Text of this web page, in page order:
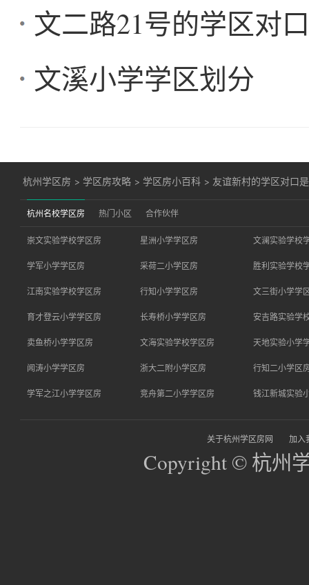
文二路21号的学区对
文溪小学学区划分
杭州学区房 > 学区房攻略 > 学区房小百科 > 友谊新村的学区对口
杭州名校学区房 热门小区 合作伙伴
崇文实验学校学区房 星洲小学学区房 文澜实验学校
学军小学学区房 采荷二小学区房 胜利实验学校
江南实验学校学区房 行知小学学区房 文三街小学学
育才登云小学学区房 长寿桥小学学区房 安吉路实验学
卖鱼桥小学学区房 文海实验学校学区房 天地实验小学
闻涛小学学区房 浙大二附小学区房 行知二小学区
学军之江小学学区房 竞舟第二小学学区房 钱江新城实验
关于杭州学区房网 加入
Copyright © 杭州